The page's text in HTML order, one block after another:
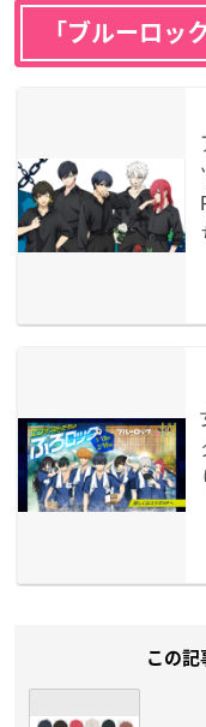
「ブルーロッ
この記